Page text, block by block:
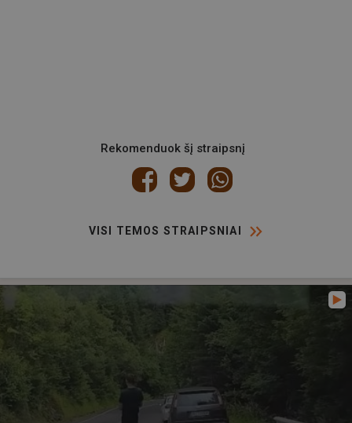
Rekomenduok šį straipsnį
VISI TEMOS STRAIPSNIAI